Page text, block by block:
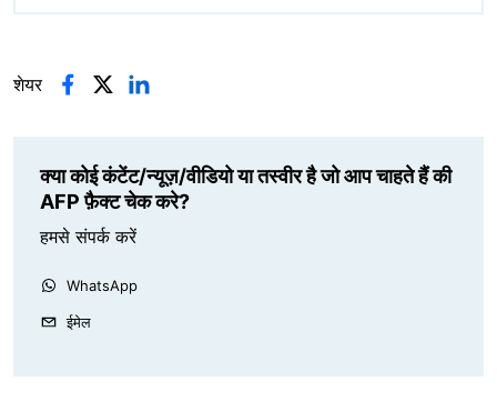
शेयर
क्या कोई कंटेंट/न्यूज़/वीडियो या तस्वीर है जो आप चाहते हैं की
AFP फ़ैक्ट चेक करे?
हमसे संपर्क करें
WhatsApp
ईमेल